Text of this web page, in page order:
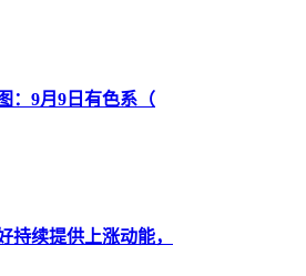
：9月9日有色系（
持续提供上涨动能，